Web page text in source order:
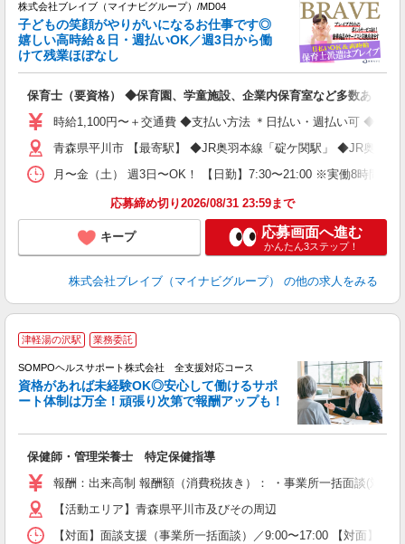
株式会社ブレイブ（マイナビグループ）/MD04
子どもの笑顔がやりがいになるお仕事です◎
嬉しい高時給＆日・週払いOK／週3日から働
けて残業ほぼなし
保育士（要資格） ◆保育園、学童施設、企業内保育室など多数あり
時給1,100円〜＋交通費 ◆支払い方法 ＊日払い・週払い可 ◆交
青森県平川市 【最寄駅】 ◆JR奥羽本線「碇ケ関駅」 ◆JR奥羽
月〜金（土） 週3日〜OK！ 【日勤】7:30〜21:00 ※実働8時間勤
応募締め切り2026/08/31 23:59まで
キープ 応募画面へ進む
かんたん3ステップ！
株式会社ブレイブ（マイナビグループ） の他の求人をみる
津軽湯の沢駅 業務委託
SOMPOヘルスサポート株式会社 全支援対応コース
資格があれば未経験OK◎安心して働けるサポ
ート体制は万全！頑張り次第で報酬アップも！
保健師・管理栄養士 特定保健指導
報酬：出来高制 報酬額（消費税抜き）： ・事業所一括面談(対
【活動エリア】青森県平川市及びその周辺
【対面】面談支援（事業所一括面談）／9:00〜17:00 【対面】